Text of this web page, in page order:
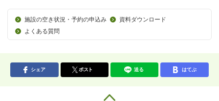
施設の空き状況・予約の申込み
資料ダウンロード
よくある質問
シェア ポスト 送る はてぶ